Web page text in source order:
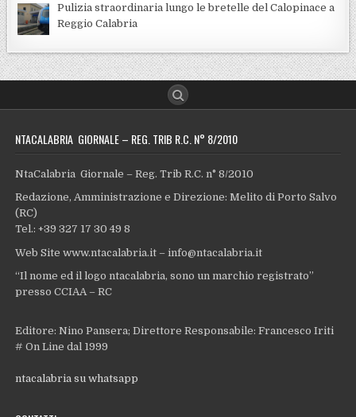
Pulizia straordinaria lungo le bretelle del Calopinace a
Reggio Calabria
NTACALABRIA GIORNALE – REG. TRIB R.C. N° 8/2010
NtaCalabria Giornale – Reg. Trib R.C. n° 8/2010
Redazione, Amministrazione e Direzione: Melito di Porto Salvo
(RC)
Tel.: +39 327 17 30 49 8
Web Site www.ntacalabria.it – info@ntacalabria.it
“Il nome ed il logo ntacalabria, sono un marchio registrato”
presso CCIAA – RC
Editore: Nino Pansera; Direttore Responsabile: Francesco Iriti
# On Line dal 1999
ntacalabria su whatsapp